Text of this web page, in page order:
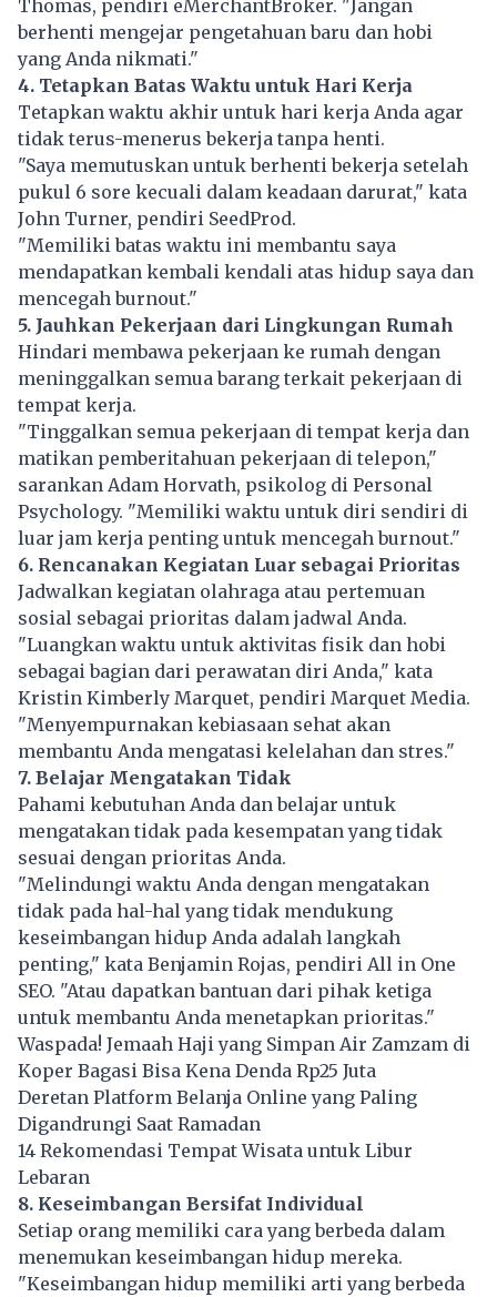
Thomas, pendiri eMerchantBroker. "Jangan
berhenti mengejar pengetahuan baru dan hobi
yang Anda nikmati."
4. Tetapkan Batas Waktu untuk Hari Kerja
Tetapkan waktu akhir untuk hari kerja Anda agar
tidak terus-menerus bekerja tanpa henti.
"Saya memutuskan untuk berhenti bekerja setelah
pukul 6 sore kecuali dalam keadaan darurat," kata
John Turner, pendiri SeedProd.
"Memiliki batas waktu ini membantu saya
mendapatkan kembali kendali atas hidup saya dan
mencegah burnout."
5. Jauhkan Pekerjaan dari Lingkungan Rumah
Hindari membawa pekerjaan ke rumah dengan
meninggalkan semua barang terkait pekerjaan di
tempat kerja.
"Tinggalkan semua pekerjaan di tempat kerja dan
matikan pemberitahuan pekerjaan di telepon,"
sarankan Adam Horvath, psikolog di Personal
Psychology. "Memiliki waktu untuk diri sendiri di
luar jam kerja penting untuk mencegah burnout."
6. Rencanakan Kegiatan Luar sebagai Prioritas
Jadwalkan kegiatan olahraga atau pertemuan
sosial sebagai prioritas dalam jadwal Anda.
"Luangkan waktu untuk aktivitas fisik dan hobi
sebagai bagian dari perawatan diri Anda," kata
Kristin Kimberly Marquet, pendiri Marquet Media.
"Menyempurnakan kebiasaan sehat akan
membantu Anda mengatasi kelelahan dan stres."
7. Belajar Mengatakan Tidak
Pahami kebutuhan Anda dan belajar untuk
mengatakan tidak pada kesempatan yang tidak
sesuai dengan prioritas Anda.
"Melindungi waktu Anda dengan mengatakan
tidak pada hal-hal yang tidak mendukung
keseimbangan hidup Anda adalah langkah
penting," kata Benjamin Rojas, pendiri All in One
SEO. "Atau dapatkan bantuan dari pihak ketiga
untuk membantu Anda menetapkan prioritas."
Waspada! Jemaah Haji yang Simpan Air Zamzam di
Koper Bagasi Bisa Kena Denda Rp25 Juta
Deretan Platform Belanja Online yang Paling
Digandrungi Saat Ramadan
14 Rekomendasi Tempat Wisata untuk Libur
Lebaran
8. Keseimbangan Bersifat Individual
Setiap orang memiliki cara yang berbeda dalam
menemukan keseimbangan hidup mereka.
"Keseimbangan hidup memiliki arti yang berbeda